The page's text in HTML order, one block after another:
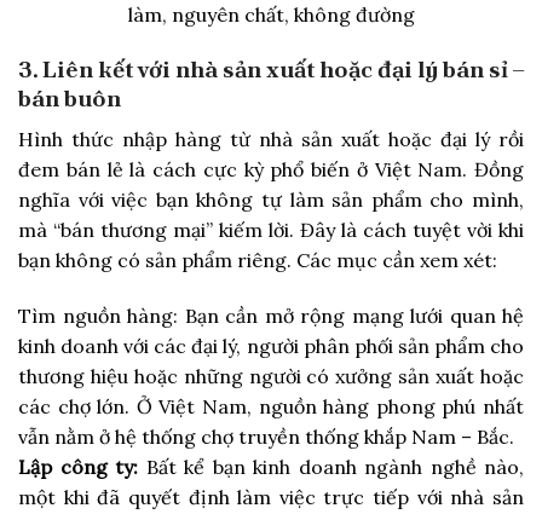
làm, nguyên chất, không đường
3. Liên kết với nhà sản xuất hoặc đại lý bán sỉ –
bán buôn
Hình thức nhập hàng từ nhà sản xuất hoặc đại lý rồi
đem bán lẻ là cách cực kỳ phổ biến ở Việt Nam. Đồng
nghĩa với việc bạn không tự làm sản phẩm cho mình,
mà “bán thương mại” kiếm lời. Đây là cách tuyệt vời khi
bạn không có sản phẩm riêng. Các mục cần xem xét:
Tìm nguồn hàng: Bạn cần mở rộng mạng lưới quan hệ
kinh doanh với các đại lý, người phân phối sản phẩm cho
thương hiệu hoặc những người có xưởng sản xuất hoặc
các chợ lớn. Ở Việt Nam, nguồn hàng phong phú nhất
vẫn nằm ở hệ thống chợ truyền thống khắp Nam – Bắc.
Lập công ty: Bất kể bạn kinh doanh ngành nghề nào,
một khi đã quyết định làm việc trực tiếp với nhà sản